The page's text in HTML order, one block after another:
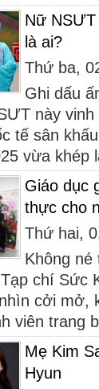
Nữ
là ai?
Thứ ba,
Ghi dấu
này
tế sân
vừa khép
Giáo dục
thực cho
Thứ hai,
Không
chí Sức
cởi mở,
viên trang
Mẹ Kim
Hyun